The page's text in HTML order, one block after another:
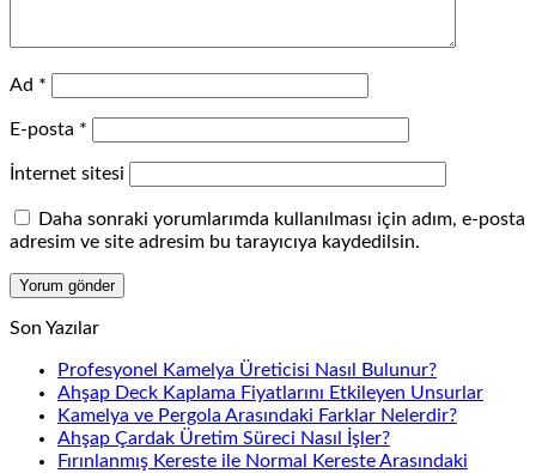
Ad *
E-posta *
İnternet sitesi
Daha sonraki yorumlarımda kullanılması için adım, e-posta
adresim ve site adresim bu tarayıcıya kaydedilsin.
Son Yazılar
Profesyonel Kamelya Üreticisi Nasıl Bulunur?
Ahşap Deck Kaplama Fiyatlarını Etkileyen Unsurlar
Kamelya ve Pergola Arasındaki Farklar Nelerdir?
Ahşap Çardak Üretim Süreci Nasıl İşler?
Fırınlanmış Kereste ile Normal Kereste Arasındaki